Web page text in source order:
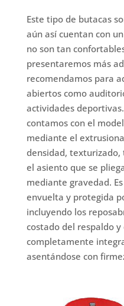
Este tipo de butacas
aún así cuentan con
no son tan
presentaremos más
recomendamos para
abiertos como
actividades
contamos con el
mediante el
densidad,
el asiento que se
mediante gravedad.
envuelta y protegida
incluyendo los
costado del respaldo
completamente
asentándose con